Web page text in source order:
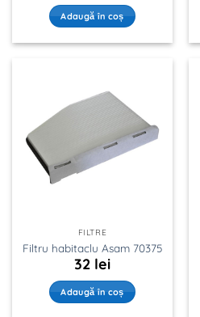
Adaugă în coș
FILTRE
Filtru habitaclu Asam 70375
32 lei
Adaugă în coș